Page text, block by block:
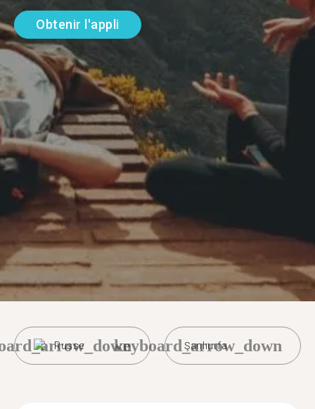
Obtenir l'appli
Russe Şanlıurfa
keyboard_arrow_down